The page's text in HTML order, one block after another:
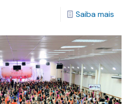
Saiba mais